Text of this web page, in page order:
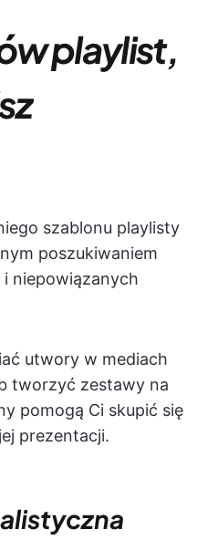
playlist,
szablonu playlisty
poszukiwaniem
niepowiązanych
utwory w mediach
tworzyć zestawy na
pomogą Ci skupić się
prezentacji.